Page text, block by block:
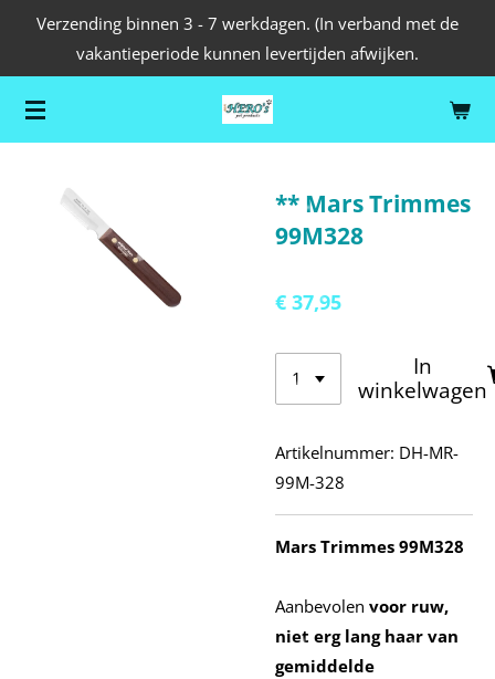
de
hoofdinhoud
Verzending binnen 3 - 7 werkdagen. (In verband met de
vakantieperiode kunnen levertijden afwijken.
** Mars Trimmes
99M328
€ 37,95
In
winkelwagen
Artikelnummer: DH-MR-
99M-328
Mars Trimmes 99M328
Aanbevolen voor ruw,
niet erg lang haar van
gemiddelde